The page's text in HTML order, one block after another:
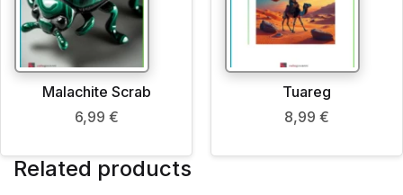
Malachite Scrab
6,99 €
Tuareg
8,99 €
Related products